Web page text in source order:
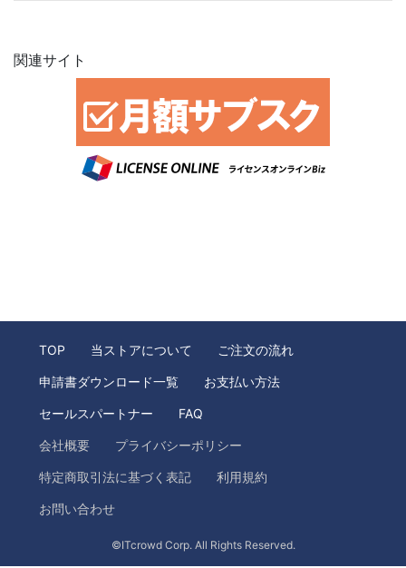
関連サイト
TOP 当ストアについて ご注文の流れ
申請書ダウンロード一覧 お支払い方法
セールスパートナー FAQ
会社概要 プライバシーポリシー
特定商取引法に基づく表記 利用規約
お問い合わせ
©ITcrowd Corp. All Rights Reserved.